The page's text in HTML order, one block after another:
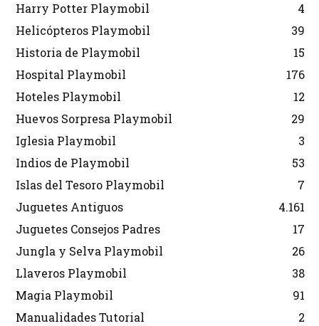
Harry Potter Playmobil
4
Helicópteros Playmobil
39
Historia de Playmobil
15
Hospital Playmobil
176
Hoteles Playmobil
12
Huevos Sorpresa Playmobil
29
Iglesia Playmobil
3
Indios de Playmobil
53
Islas del Tesoro Playmobil
7
Juguetes Antiguos
4.161
Juguetes Consejos Padres
17
Jungla y Selva Playmobil
26
Llaveros Playmobil
38
Magia Playmobil
91
Manualidades Tutorial
2